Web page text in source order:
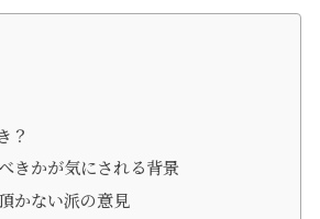
？
きかが気にされる背景
かない派の意見